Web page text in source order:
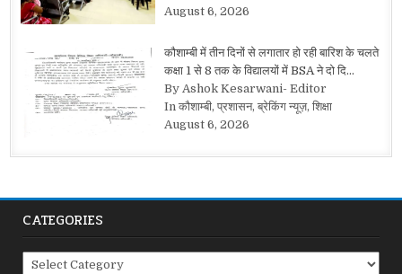
August 6, 2026
कौशाम्बी में तीन दिनों से लगातार हो रही बारिश के चलते
कक्षा 1 से 8 तक के विद्यालयों में BSA ने दो दि…
By Ashok Kesarwani- Editor
In कौशाम्बी, प्रशासन, ब्रेकिंग न्यूज़, शिक्षा
August 6, 2026
CATEGORIES
Categories